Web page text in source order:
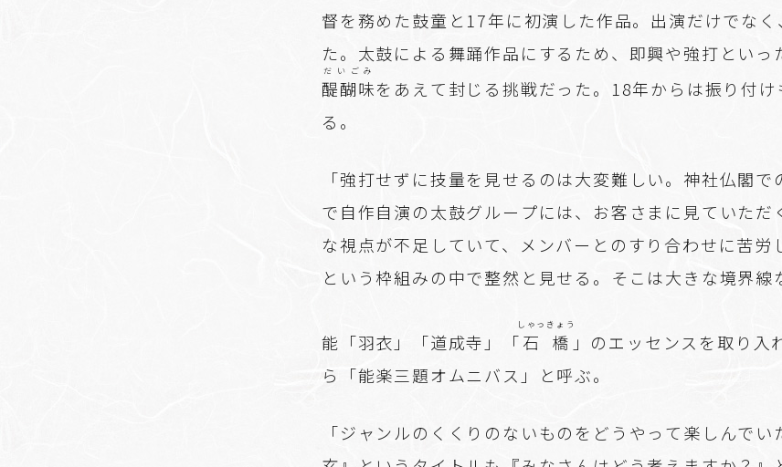
督を務めた鼓童と17年に初演した作品。出演だけでなく
た。太鼓による舞踊作品にするため、即興や強打といっ
醍醐味
だいごみ
をあえて封じる挑戦だった。18年からは振り付け
る。
「強打せずに技量を見せるのは大変難しい。神社仏閣で
で自作自演の太鼓グループには、お客さまに見ていただ
な視点が不足していて、メンバーとのすり合わせに苦労
という枠組みの中で整然と見せる。そこは大きな境界線
能「羽衣」「道成寺」「石橋
しゃっきょう
」のエッセンスを取り入
ら「能楽三題オムニバス」と呼ぶ。
「ジャンルのくくりのないものをどうやって楽しんでい